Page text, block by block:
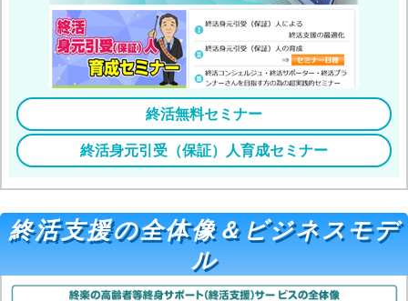
終活無料セミナー
終活身元引受（保証）人育成セミナー
終活支援の全体像＆ビジネスモデ
ル